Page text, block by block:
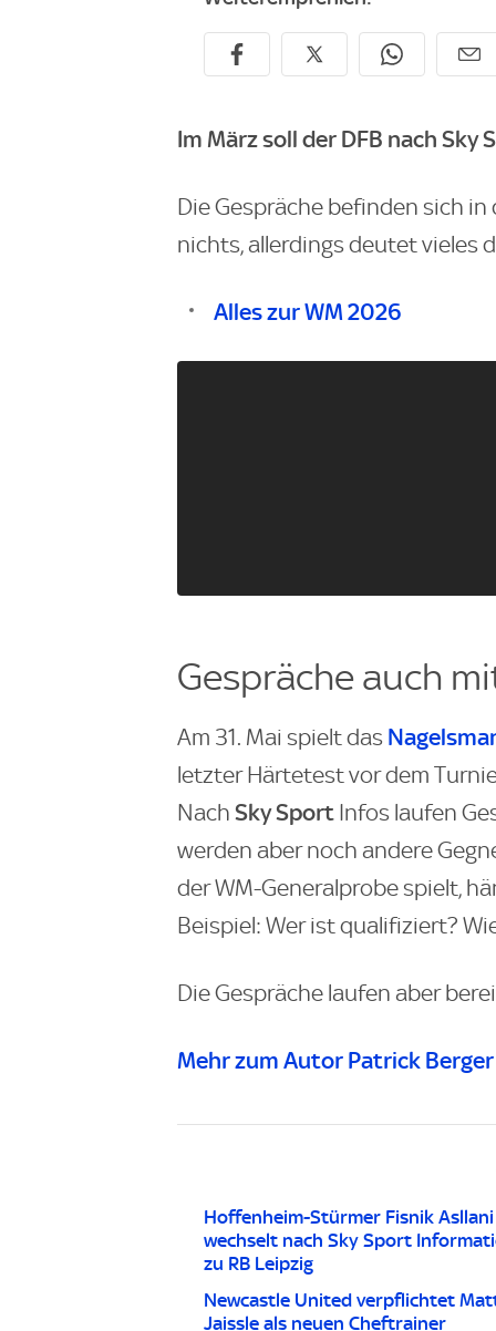
Im März soll der DFB nach Sky
Die Gespräche befinden sich
nichts, allerdings deutet vieles
Alles zur WM 2026
Gespräche auch
Am 31. Mai spielt das
letzter Härtetest vor dem
Nach Sky Sport Infos laufen
werden aber noch andere
der WM-Generalprobe spielt,
Beispiel: Wer ist qualifiziert?
Die Gespräche laufen aber
Mehr zum Autor Patrick Berger
Hoffenheim-Stürmer Fisnik Asllani
wechselt nach Sky Sport
zu RB Leipzig
Newcastle United verpflichtet
Jaissle als neuen Cheftrainer